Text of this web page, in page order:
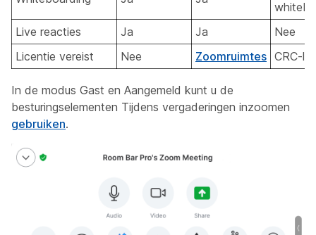
Live reacties
Ja Ja
Nee
Licentie vereist
Nee Zoomruimtes CRC-
In de modus Gast en Aangemeld kunt u de
besturingselementen Tijdens vergaderingen inzoomen
gebruiken.